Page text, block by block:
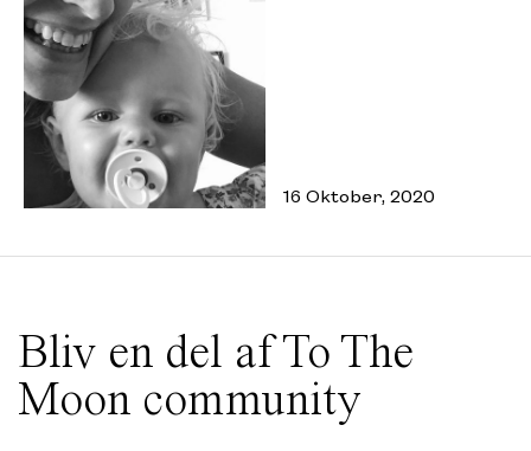
16 Oktober, 2020
Bliv en del af To The
Moon community